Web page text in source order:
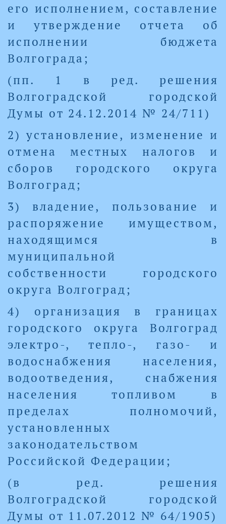
его исполнением, составление
и утверждение отчета об
исполнении бюджета
Волгограда;
(пп. 1 в ред. решения
Волгоградской городской
Думы от 24.12.2014 № 24/711)
2) установление, изменение и
отмена местных налогов и
сборов городского округа
Волгоград;
3) владение, пользование и
распоряжение имуществом,
находящимся в
муниципальной
собственности городского
округа Волгоград;
4) организация в границах
городского округа Волгоград
электро-, тепло-, газо- и
водоснабжения населения,
водоотведения, снабжения
населения топливом в
пределах полномочий,
установленных
законодательством
Российской Федерации;
(в ред. решения
Волгоградской городской
Думы от 11.07.2012 № 64/1905)